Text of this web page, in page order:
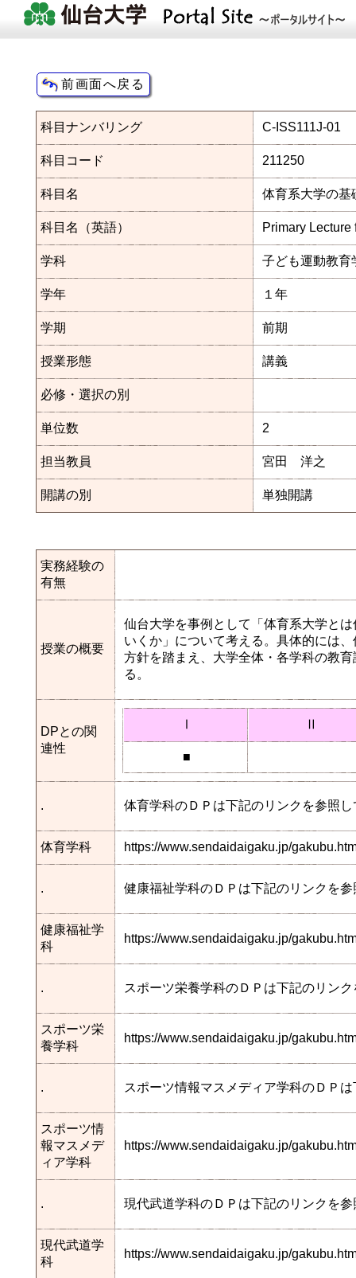
科目ナンバリング C-ISS111J-01
科目コード 211250
科目名 体育系大学の基
科目名（英語） Primary
学科 子ども運動教育
学年 １年
学期 前期
授業形態 講義
必修・選択の別
単位数 2
担当教員 宮田 洋之
開講の別 単独開講
実務経験の
有無
授業の概要
仙台大学を事例として「体育系大学と
いくか」について考える。具体的には
方針を踏まえ、大学全体・各学科の教
る。
DPとの関
連性
Ⅰ Ⅱ
■
. 体育学科のＤＰは下記のリンクを参照
体育学科 https://www.sendaidaigaku.jp/
. 健康福祉学科のＤＰは下記のリンクを
健康福祉学
科
https://www.sendaidaigaku.jp/
. スポーツ栄養学科のＤＰは下記のリン
スポーツ栄
養学科
https://www.sendaidaigaku.jp/
. スポーツ情報マスメディア学科のＤＰ
スポーツ情
報マスメデ
ィア学科
https://www.sendaidaigaku.jp/
. 現代武道学科のＤＰは下記のリンクを
現代武道学
科
https://www.sendaidaigaku.jp/